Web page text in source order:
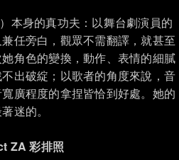
本身的真功夫：以舞台劇演員的
任旁白，觀眾不需翻譯，就甚至
角色的變換，動作、表情的細膩
出破綻；以歌者的角度來說，音
廣程度的拿捏皆恰到好處。她的
迷的。
ZA 彩排照